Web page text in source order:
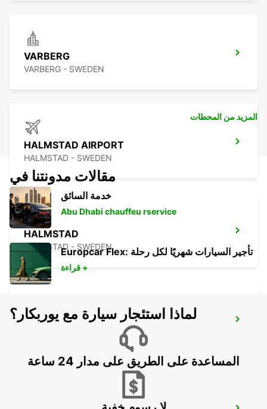
VARBERG
VARBERG - SWEDEN
HALMSTAD AIRPORT
HALMSTAD - SWEDEN
HALMSTAD
HALMSTAD - SWEDEN
HALMSTAD TAGSTATION
المزيد من المحطات
مقالات مدونتنا في
خدمة السائق
Abu Dhabi chauffeu rservice
Europcar Flex: تأجير السيارات شهريًا لكل رحلة
قراءة +
لماذا استئجار سيارة مع يوربكار؟
المساعدة على الطريق على مدار 24 ساعة